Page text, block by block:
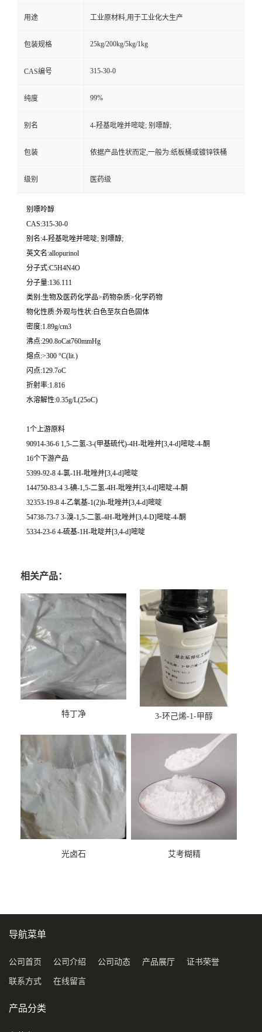
用途 工业原材料,用于工业化大生产
包装规格 25kg/200kg/5kg/1kg
CAS编号 315-30-0
纯度 99%
别名 4-羟基吡唑并嘧啶; 别嘌醇;
包装 依据产品性状而定,一般为:纸板桶或镀锌铁桶
级别 医药级
别嘌呤醇
CAS:315-30-0
别名:4-羟基吡唑并嘧啶; 别嘌醇;
英文名:allopurinol
分子式:C5H4N4O
分子量:136.111
类别:生物及医药化学品>药物杂质>化学药物
物化性质:外观与性状:白色至灰白色固体
密度:1.89g/cm3
沸点:290.8oCat760mmHg
熔点:>300 °C(lit.)
闪点:129.7oC
折射率:1.816
水溶解性:0.35g/L(25oC)
1个上游原料
90914-36-6 1,5-二氢-3-(甲基硫代)-4H-吡唑并[3,4-d]嘧啶-4-酮
16个下游产品
5399-92-8 4-氯-1H-吡唑并[3,4-d]嘧啶
144750-83-4 3-碘-1,5-二氢-4H-吡唑并[3,4-d]嘧啶-4-酮
32353-19-8 4-乙氧基-1(2)h-吡唑并[3,4-d]嘧啶
54738-73-7 3-溴-1,5-二氢-4H-吡唑并[3,4-D]嘧啶-4-酮
5334-23-6 4-硫基-1H-吡啶并[3,4-d]嘧啶
相关产品：
特丁净 3-环己烯-1-甲醇
光卤石 艾考糊精
导航菜单
公司首页 公司介绍 公司动态 产品展厅 证书荣誉
联系方式 在线留言
产品分类